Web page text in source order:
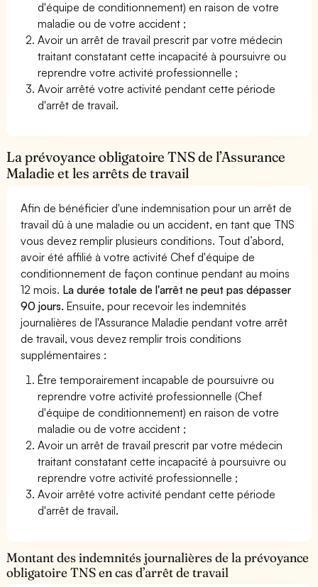
d'équipe de conditionnement) en raison de votre
maladie ou de votre accident ;
Avoir un arrêt de travail prescrit par votre médecin
traitant constatant cette incapacité à poursuivre ou
reprendre votre activité professionnelle ;
Avoir arrêté votre activité pendant cette période
d'arrêt de travail.
La prévoyance obligatoire TNS de l’Assurance
Maladie et les arrêts de travail
Afin de bénéficier d'une indemnisation pour un arrêt de
travail dû à une maladie ou un accident, en tant que TNS
vous devez remplir plusieurs conditions. Tout d’abord,
avoir été affilié à votre activité Chef d'équipe de
conditionnement de façon continue pendant au moins
12 mois. La durée totale de l'arrêt ne peut pas dépasser
90 jours. Ensuite, pour recevoir les indemnités
journalières de l'Assurance Maladie pendant votre arrêt
de travail, vous devez remplir trois conditions
supplémentaires :
Être temporairement incapable de poursuivre ou
reprendre votre activité professionnelle (Chef
d'équipe de conditionnement) en raison de votre
maladie ou de votre accident ;
Avoir un arrêt de travail prescrit par votre médecin
traitant constatant cette incapacité à poursuivre ou
reprendre votre activité professionnelle ;
Avoir arrêté votre activité pendant cette période
d'arrêt de travail.
Montant des indemnités journalières de la prévoyance
obligatoire TNS en cas d’arrêt de travail